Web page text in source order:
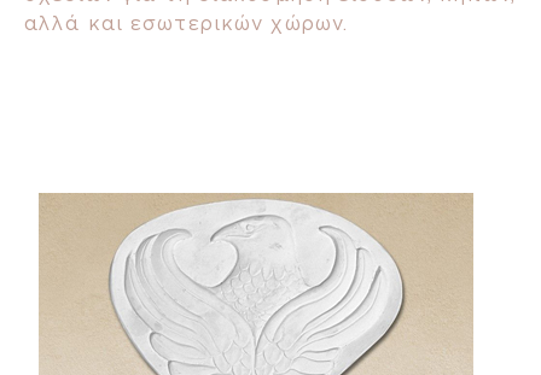
αλλά και εσωτερικών χώρων.